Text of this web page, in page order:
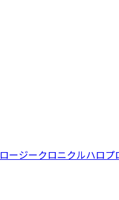
ロージークロニクルハロプ